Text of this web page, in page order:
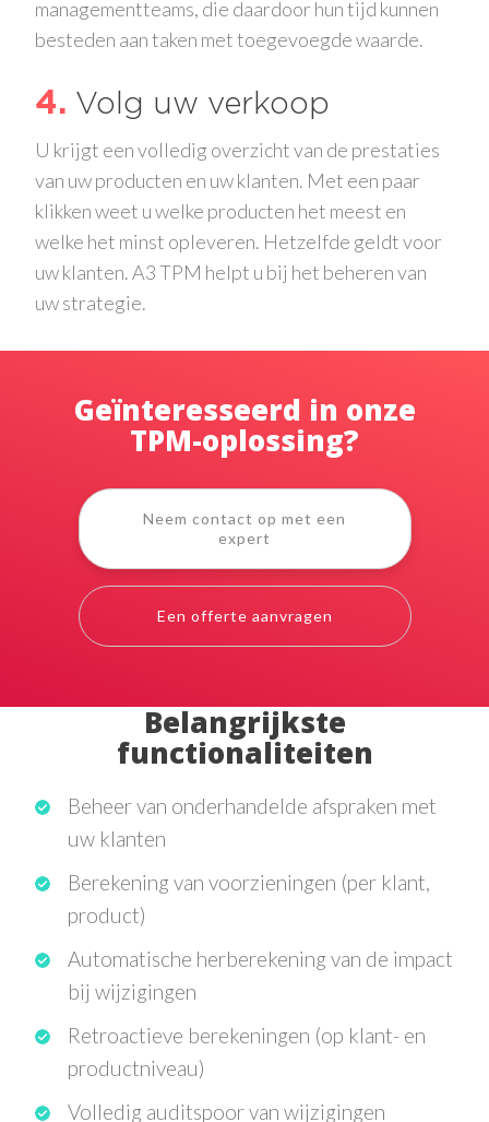
managementteams, die daardoor hun tijd kunnen
besteden aan taken met toegevoegde waarde.
4 Volg uw verkoop
U krijgt een volledig overzicht van de prestaties
van uw producten en uw klanten. Met een paar
klikken weet u welke producten het meest en
welke het minst opleveren. Hetzelfde geldt voor
uw klanten. A3 TPM helpt u bij het beheren van
uw strategie.
Geïnteresseerd in onze
TPM-oplossing?
Neem contact op met een
expert
Een offerte aanvragen
Belangrijkste
functionaliteiten
Beheer van onderhandelde afspraken met
uw klanten
Berekening van voorzieningen (per klant,
product)
Automatische herberekening van de impact
bij wijzigingen
Retroactieve berekeningen (op klant- en
productniveau)
Volledig auditspoor van wijzigingen